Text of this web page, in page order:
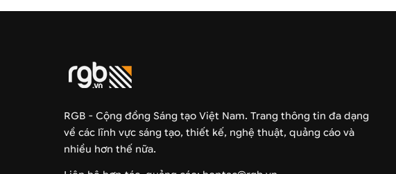
RGB - Cộng đồng Sáng tạo Việt Nam. Trang thông tin đa dạng
về các lĩnh vực sáng tạo, thiết kế, nghệ thuật, quảng cáo và
nhiều hơn thế nữa.